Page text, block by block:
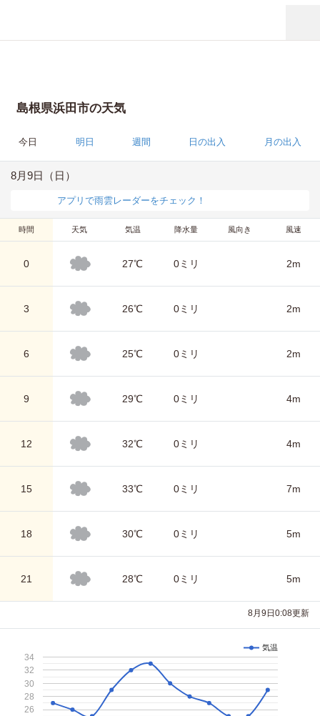
島根県浜田市の天気
今日 明日 週間 日の出入 月の出入
8月9日（日）
アプリで雨雲レーダーをチェック！
時間 天気 気温 降水量 風向き 風速
0 27℃ 0ミリ 2m
3 26℃ 0ミリ 2m
6 25℃ 0ミリ 2m
9 29℃ 0ミリ 4m
12 32℃ 0ミリ 4m
15 33℃ 0ミリ 7m
18 30℃ 0ミリ 5m
21 28℃ 0ミリ 5m
8月9日0:08更新
気温
26
28
30
32
34